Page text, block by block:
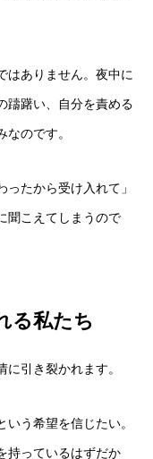
はありません。夜中に
躊躇い、自分を責める
のです。
たから受け入れて」
聞こえてしまうので
る私たち
引き裂かれます。
う希望を信じたい。
持っているはずだか